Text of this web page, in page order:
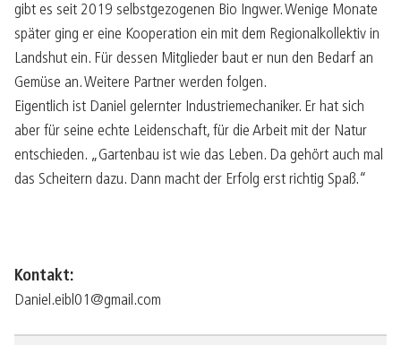
gibt es seit 2019 selbstgezogenen Bio Ingwer. Wenige Monate
später ging er eine Kooperation ein mit dem Regionalkollektiv in
Landshut ein. Für dessen Mitglieder baut er nun den Bedarf an
Gemüse an. Weitere Partner werden folgen.
Eigentlich ist Daniel gelernter Industriemechaniker. Er hat sich
aber für seine echte Leidenschaft, für die Arbeit mit der Natur
entschieden. „Gartenbau ist wie das Leben. Da gehört auch mal
das Scheitern dazu. Dann macht der Erfolg erst richtig Spaß.“
Kontakt:
Daniel.eibl01@gmail.com